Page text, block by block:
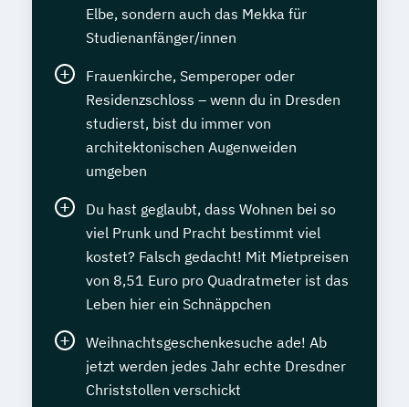
Elbe, sondern auch das Mekka für
Studienanfänger/innen
Frauenkirche, Semperoper oder
Residenzschloss – wenn du in Dresden
studierst, bist du immer von
architektonischen Augenweiden
umgeben
Du hast geglaubt, dass Wohnen bei so
viel Prunk und Pracht bestimmt viel
kostet? Falsch gedacht! Mit Mietpreisen
von 8,51 Euro pro Quadratmeter ist das
Leben hier ein Schnäppchen
Weihnachtsgeschenkesuche ade! Ab
jetzt werden jedes Jahr echte Dresdner
Christstollen verschickt